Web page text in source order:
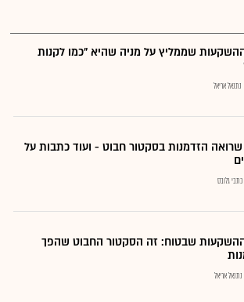
שממליץ על מניה שהיא "כמו לקנות
נתנאל אריאל
שרואה הזדמנות בסקטור חבוט - ועוד כתבות על
כתבי גלובס
שבטוח: זה הסקטור החבוט שהפך
נתנאל אריאל